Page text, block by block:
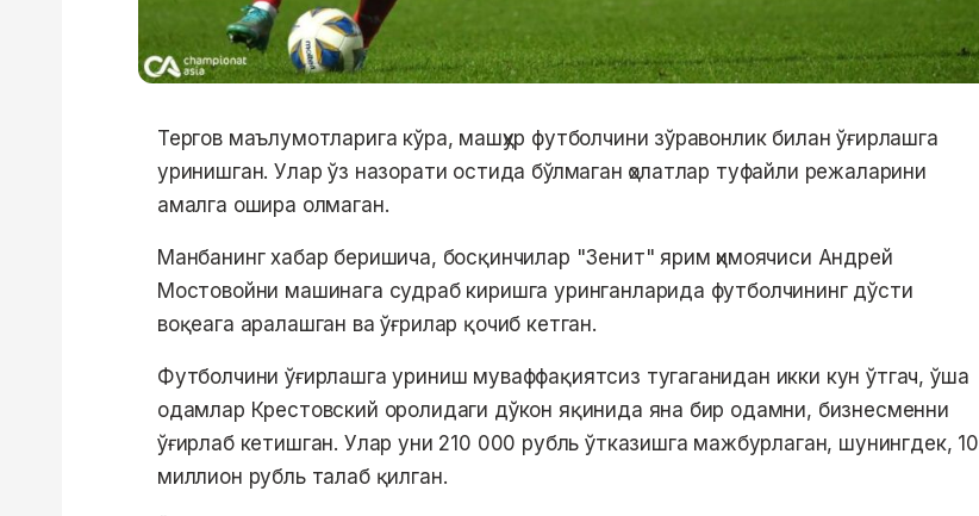
Тергов маълумотларига кўра, машҳур футболчини зўравонлик билан ўғирлашга
уринишган. Улар ўз назорати остида бўлмаган ҳолатлар туфайли режаларини
амалга ошира олмаган.
Манбанинг хабар беришича, босқинчилар "Зенит" ярим ҳимоячиси Андрей
Мостовойни машинага судраб киришга уринганларида футболчининг дўсти
воқеага аралашган ва ўғрилар қочиб кетган.
Футболчини ўғирлашга уриниш муваффақиятсиз тугаганидан икки кун ўтгач, ўша
одамлар Крестовский оролидаги дўкон яқинида яна бир одамни, бизнесменни
ўғирлаб кетишган. Улар уни 210 000 рубль ўтказишга мажбурлаган, шунингдек, 10
миллион рубль талаб қилган.